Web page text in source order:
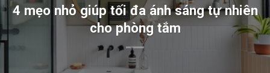
4 mẹo nhỏ giúp tối đa ánh sáng tự nhiên
cho phòng tắm